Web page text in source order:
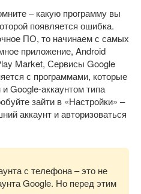
– какую программу вы
появляется ошибка.
ПО, то начинаем с самых
приложение, Android
Market, Сервисы Google
с программами, которые
Google-аккаунтом типа
зайти в «Настройки» –
аккаунт и авторизоваться
с телефона – это не
Google. Но перед этим